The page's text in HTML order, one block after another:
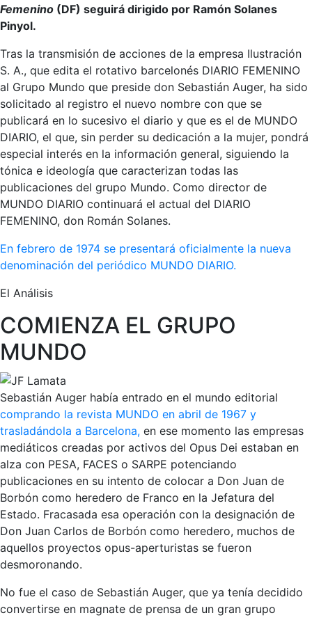
Femenino (DF) seguirá dirigido por Ramón Solanes
Pinyol.
Tras la transmisión de acciones de la empresa Ilustración
S. A., que edita el rotativo barcelonés DIARIO FEMENINO
al Grupo Mundo que preside don Sebastián Auger, ha sido
solicitado al registro el nuevo nombre con que se
publicará en lo sucesivo el diario y que es el de MUNDO
DIARIO, el que, sin perder su dedicación a la mujer, pondrá
especial interés en la información general, siguiendo la
tónica e ideología que caracterizan todas las
publicaciones del grupo Mundo. Como director de
MUNDO DIARIO continuará el actual del DIARIO
FEMENINO, don Román Solanes.
En febrero de 1974 se presentará oficialmente la nueva
denominación del periódico MUNDO DIARIO.
El Análisis
COMIENZA EL GRUPO
MUNDO
Sebastián Auger había entrado en el mundo editorial
comprando la revista MUNDO en abril de 1967 y
trasladándola a Barcelona, en ese momento las empresas
mediáticos creadas por activos del Opus Dei estaban en
alza con PESA, FACES o SARPE potenciando
publicaciones en su intento de colocar a Don Juan de
Borbón como heredero de Franco en la Jefatura del
Estado. Fracasada esa operación con la designación de
Don Juan Carlos de Borbón como heredero, muchos de
aquellos proyectos opus-aperturistas se fueron
desmoronando.
No fue el caso de Sebastián Auger, que ya tenía decidido
convertirse en magnate de prensa de un gran grupo